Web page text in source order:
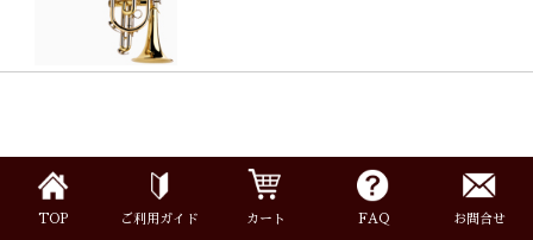
TOP ご利用ガイド カート FAQ お問合せ